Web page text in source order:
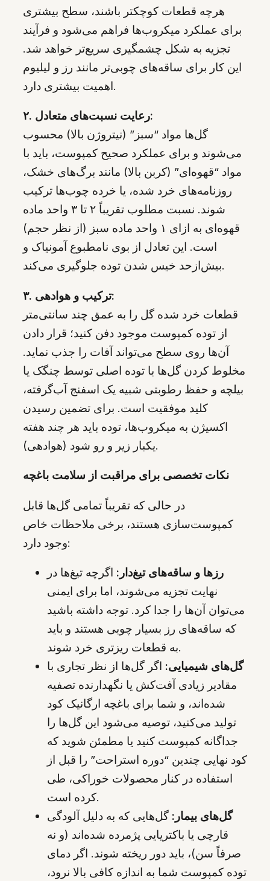
هرچه قطعات کوچکتر باشند، سطح بیشتری
برای عملکرد میکروب‌ها فراهم می‌شود و فرآیند
تجزیه به شکل چشمگیری سریع‌تر خواهد شد.
این کار برای ساقه‌های چوبی‌تر مانند رز و لیلیوم
اهمیت بیشتری دارد.
۲. رعایت نسبت‌های متعادل:
گل‌ها مواد “سبز” (نیتروژن بالا) محسوب
می‌شوند و برای عملکرد صحیح کمپوست، باید با
مواد “قهوه‌ای” (کربن بالا) مانند برگ‌های خشک،
روزنامه‌های خرد شده، یا خرده چوب‌ها ترکیب
شوند. نسبت مطلوب تقریباً ۲ تا ۳ واحد ماده
قهوه‌ای به ازای ۱ واحد ماده سبز (از نظر حجم)
است. این تعادل از بوی نامطبوع آمونیاک و
بیش‌ازحد خیس شدن توده جلوگیری می‌کند.
۳. ترکیب و هوادهی:
قطعات خرد شده گل را به عمق چند سانتی‌متر
از توده کمپوست موجود دفن کنید؛ قرار دادن
آن‌ها روی سطح می‌تواند آفات را جذب نماید.
مخلوط کردن گل‌ها با توده اصلی توسط چنگک یا
بیلچه و حفظ رطوبتی شبیه یک اسفنج آب‌گرفته،
کلید موفقیت است. برای تضمین رسیدن
اکسیژن به میکروب‌ها، توده باید هر چند هفته
یکبار زیر و رو شود (هوادهی).
نکات تخصصی برای مراقبت از سلامت باغچه
در حالی که تقریباً تمامی گل‌ها قابل
کمپوست‌سازی هستند، برخی ملاحظات خاص
وجود دارد:
رزها و ساقه‌های تیغ‌دار: اگرچه تیغ‌ها در
نهایت تجزیه می‌شوند، اما برای ایمنی
می‌توان آن‌ها را جدا کرد. توجه داشته باشید
که ساقه‌های رز بسیار چوبی هستند و باید
به قطعات ریزتری خرد شوند.
گل‌های شیمیایی: اگر گل‌ها از نظر تجاری با
مقادیر زیادی آفت‌کش یا نگهدارنده تصفیه
شده‌اند، و شما برای باغچه ارگانیک کود
تولید می‌کنید، توصیه می‌شود این گل‌ها را
جداگانه کمپوست کنید یا مطمئن شوید که
کود نهایی چندین “دوره استراحت” را قبل از
استفاده در کنار محصولات خوراکی، طی
کرده است.
گل‌های بیمار: گل‌هایی که به دلیل آلودگی
قارچی یا باکتریایی پژمرده شده‌اند (و نه
صرفاً سن)، باید دور ریخته شوند. اگر دمای
توده کمپوست شما به اندازه کافی بالا نرود،